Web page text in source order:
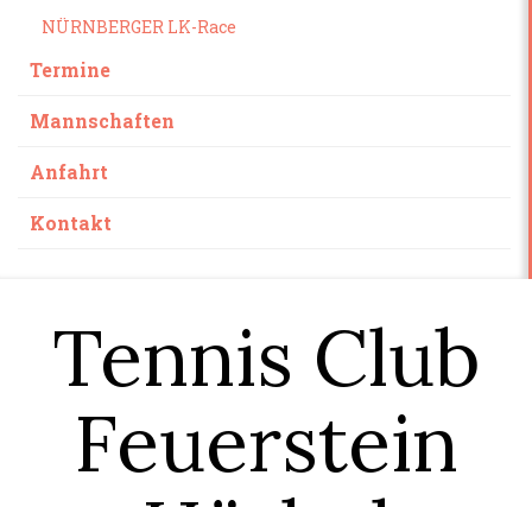
NÜRNBERGER LK-Race
Termine
Mannschaften
Anfahrt
Kontakt
Tennis Club
Feuerstein